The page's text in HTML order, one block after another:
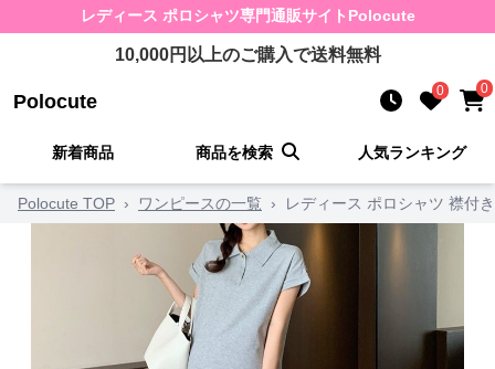
レディース ポロシャツ専門通販サイト Polocute
10,000円以上のご購入で送料無料
Polocute 0 0
新着商品 商品を検索 人気ランキング
Polocute TOP › ワンピースの一覧 › レディース ポロシャツ 襟付